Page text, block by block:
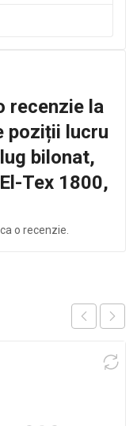
recenzie la
poziții lucru
bilonat,
Tex 1800,
o recenzie.